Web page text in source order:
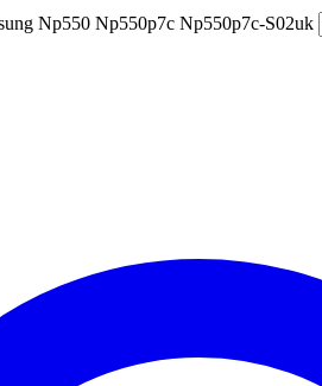
Np550 Np550p7c Np550p7c-S02uk